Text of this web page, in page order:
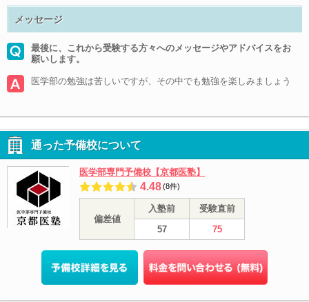
メッセージ
最後に、これから受験する方々へのメッセージやアドバイスをお
願いします。
医学部の勉強は苦しいですが、その中でも勉強を楽しみましょう
通った予備校について
医学部専門予備校【京都医塾】
4.48(8件)
偏差値
入塾前
受験直前
57
75